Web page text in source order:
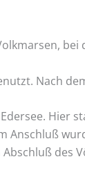
Nach
Anschluß